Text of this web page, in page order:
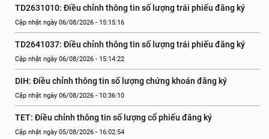
TD2631010: Điều chỉnh thông tin số lượng trái phiếu đăng ký
Cập nhật ngày 06/08/2026 - 15:15:16
TD2641037: Điều chỉnh thông tin số lượng trái phiếu đăng ký
Cập nhật ngày 06/08/2026 - 15:14:22
DIH: Điều chỉnh thông tin số lượng chứng khoán đăng ký
Cập nhật ngày 06/08/2026 - 10:36:10
TET: Điều chỉnh thông tin số lượng cổ phiếu đăng ký
Cập nhật ngày 05/08/2026 - 16:02:54